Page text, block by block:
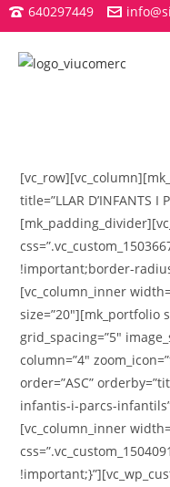
640297449
title=”LLAR D’INFANTS I
!important;border-
[vc_column_inner
size=”20″][mk_portfolio
grid_spacing=”5″
column=”4″
order=”ASC”
infantis-i-parcs-
[vc_column_inner